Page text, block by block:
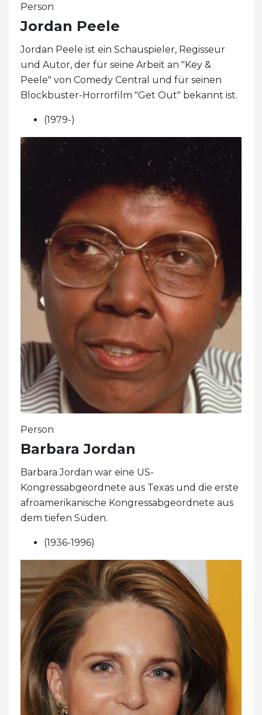
Person
Jordan Peele
Jordan Peele ist ein Schauspieler, Regisseur
und Autor, der für seine Arbeit an "Key &
Peele" von Comedy Central und für seinen
Blockbuster-Horrorfilm "Get Out" bekannt ist.
(1979-)
Person
Barbara Jordan
Barbara Jordan war eine US-
Kongressabgeordnete aus Texas und die erste
afroamerikanische Kongressabgeordnete aus
dem tiefen Süden.
(1936-1996)